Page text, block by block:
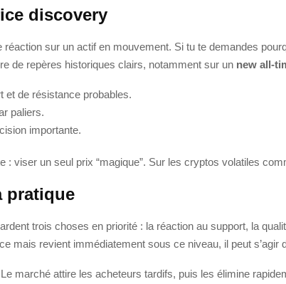
discovery
sur un actif en mouvement. Si tu te demandes
de repères historiques clairs, notamment sur un new all-
et de résistance probables.
paliers.
importante.
: viser un seul prix “magique”. Sur les cryptos volatiles
pratique
trois choses en priorité : la réaction au support, la
mais revient immédiatement sous ce niveau, il peut s’agir
marché attire les acheteurs tardifs, puis les élimine